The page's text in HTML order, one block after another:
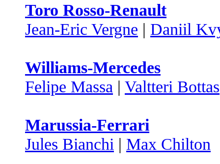
Toro Rosso-Renault
Jean-Eric Vergne | Daniil
Williams-Mercedes
Felipe Massa | Valtteri Bottas
Marussia-Ferrari
Jules Bianchi | Max Chilton